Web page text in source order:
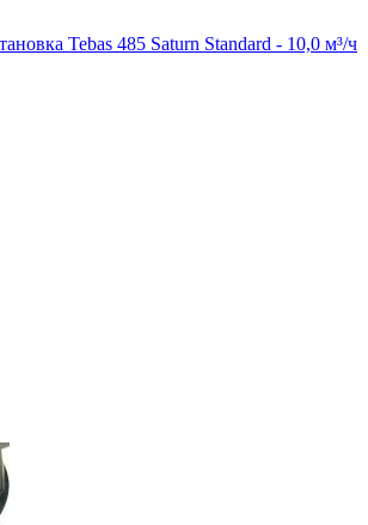
Tebas 485 Saturn Standard - 10,0 м³/ч